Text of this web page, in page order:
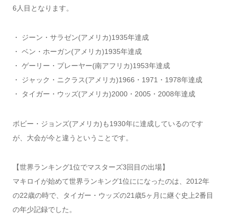
6人目となります。
・ ジーン・サラゼン(アメリカ)1935年達成
・ ベン・ホーガン(アメリカ)1935年達成
・ ゲーリー・プレーヤー(南アフリカ)1953年達成
・ ジャック・ニクラス(アメリカ)1966・1971・1978年達成
・ タイガー・ウッズ(アメリカ)2000・2005・2008年達成
ボビー・ジョンズ(アメリカ)も1930年に達成しているのです
が、大会が今と違うということです。
【世界ランキング1位でマスターズ3回目の出場】
マキロイが始めて世界ランキング1位にになったのは、2012年
の22歳の時で、タイガー・ウッズの21歳5ヶ月に継ぐ史上2番目
の年少記録でした。